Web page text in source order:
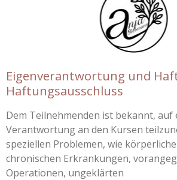
Eigenverantwortung und
Haftungsausschluss
Dem Teilnehmenden ist bekannt, auf
Verantwortung an den Kursen
speziellen Problemen, wie
chronischen Erkrankungen,
Operationen, ungeklärten